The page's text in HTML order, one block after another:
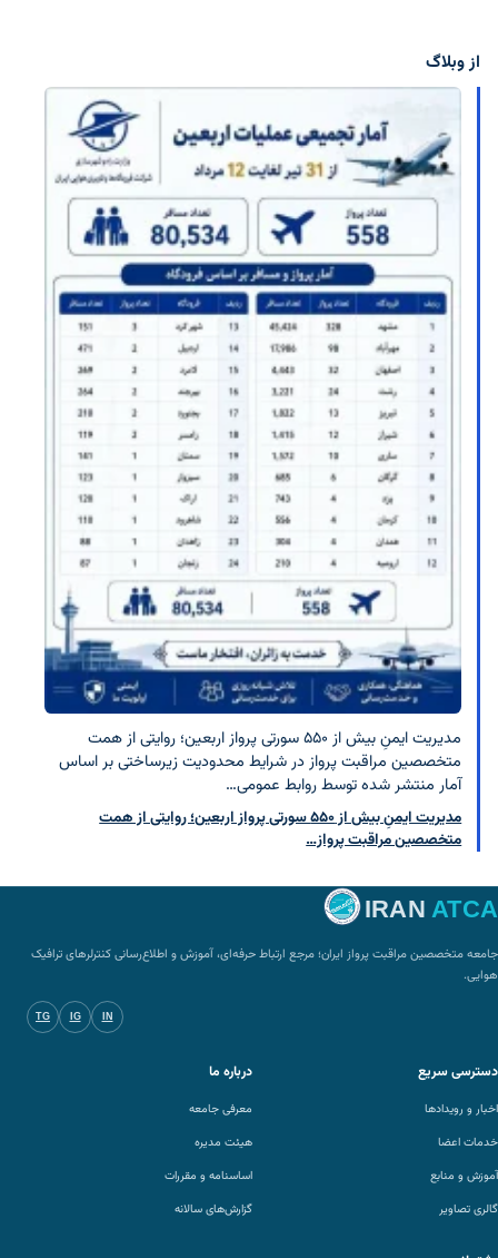
از وبلاگ
مدیریت ایمنِ بیش از ۵۵۰ سورتی پرواز اربعین؛ روایتی از همت
متخصصین مراقبت پرواز در شرایط محدودیت زیرساختی بر اساس
آمار منتشر شده توسط روابط عمومی…
مدیریت ایمنِ بیش از ۵۵۰ سورتی پرواز اربعین؛ روایتی از همت
متخصصین مراقبت پرواز…
IRAN ATCA
جامعه متخصصین مراقبت پرواز ایران؛ مرجع ارتباط حرفه‌ای، آموزش و اطلاع‌رسانی کنترلرهای ترافیک
هوایی.
TG IG IN
دسترسی سریع
اخبار و رویدادها
خدمات اعضا
آموزش و منابع
گالری تصاویر
درباره ما
معرفی جامعه
هیئت مدیره
اساسنامه و مقررات
گزارش‌های سالانه